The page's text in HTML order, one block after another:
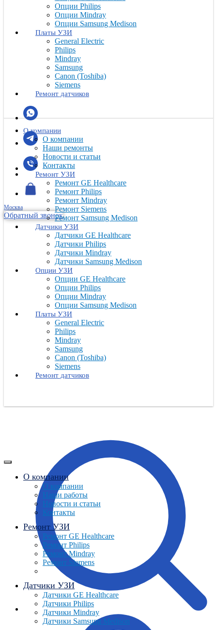
Опции Philips
Опции Mindray
Опции Samsung Medison
Платы УЗИ
General Electric
Philips
Mindray
Samsung
Canon (Toshiba)
Siemens
Ремонт датчиков
Москва
Обратный звонок
О компании
О компании
Наши ремонты
Новости и статьи
Контакты
Ремонт УЗИ
Ремонт GE Healthcare
Ремонт Philips
Ремонт Mindray
Ремонт Siemens
Ремонт Samsung Medison
Датчики УЗИ
Датчики GE Healthcare
Датчики Philips
Датчики Mindray
Датчики Samsung Medison
Опции УЗИ
Опции GE Healthcare
Опции Philips
Опции Mindray
Опции Samsung Medison
Платы УЗИ
General Electric
Philips
Mindray
Samsung
Canon (Toshiba)
Siemens
Ремонт датчиков
О компании
О компании
Наши работы
Новости и статьи
Контакты
Ремонт УЗИ
Ремонт GE Healthcare
Ремонт Philips
Ремонт Mindray
Ремонт Siemens
Датчики УЗИ
Датчики GE Healthcare
Датчики Philips
Датчики Mindray
Датчики Samsung Medison